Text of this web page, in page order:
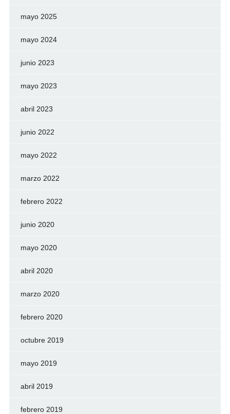
mayo 2025
mayo 2024
junio 2023
mayo 2023
abril 2023
junio 2022
mayo 2022
marzo 2022
febrero 2022
junio 2020
mayo 2020
abril 2020
marzo 2020
febrero 2020
octubre 2019
mayo 2019
abril 2019
febrero 2019